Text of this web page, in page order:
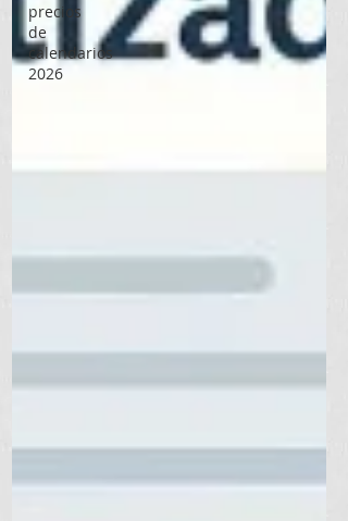
precios
de
calendarios
2026